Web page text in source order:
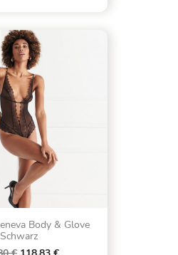
Body & Glove
Schwarz